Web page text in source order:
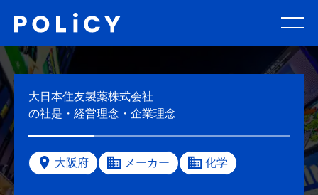
大日本住友製薬株式会社
の社是・経営理念・企業理念
大阪府 メーカー 化学